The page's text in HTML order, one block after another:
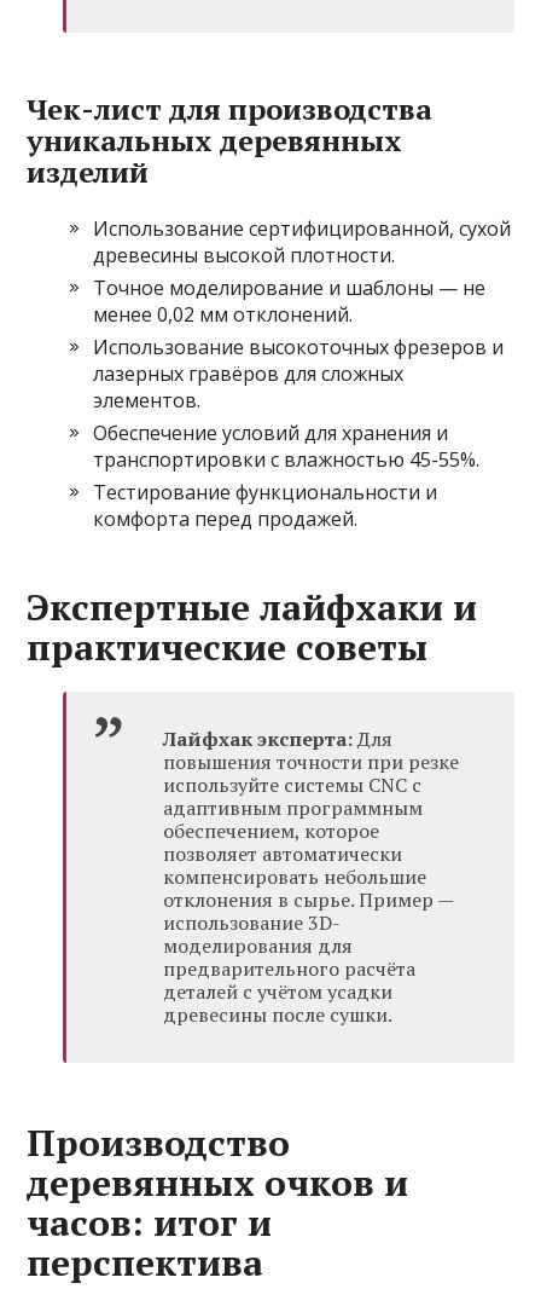
Чек-лист для производства
уникальных деревянных
изделий
Использование сертифицированной, сухой
древесины высокой плотности.
Точное моделирование и шаблоны — не
менее 0,02 мм отклонений.
Использование высокоточных фрезеров и
лазерных гравёров для сложных
элементов.
Обеспечение условий для хранения и
транспортировки с влажностью 45-55%.
Тестирование функциональности и
комфорта перед продажей.
Экспертные лайфхаки и
практические советы
Лайфхак эксперта:Для
повышения точности при резке
используйте системы CNC с
адаптивным программным
обеспечением, которое
позволяет автоматически
компенсировать небольшие
отклонения в сырье. Пример —
использование 3D-
моделирования для
предварительного расчёта
деталей с учётом усадки
древесины после сушки.
Производство
деревянных очков и
часов: итог и
перспектива